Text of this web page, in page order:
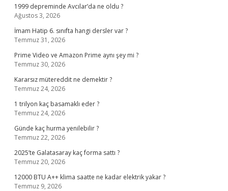
1999 depreminde Avcılar’da ne oldu ?
Ağustos 3, 2026
İmam Hatip 6. sınıfta hangi dersler var ?
Temmuz 31, 2026
Prime Video ve Amazon Prime aynı şey mi ?
Temmuz 30, 2026
Kararsız mütereddit ne demektir ?
Temmuz 24, 2026
1 trilyon kaç basamaklı eder ?
Temmuz 24, 2026
Günde kaç hurma yenilebilir ?
Temmuz 22, 2026
2025’te Galatasaray kaç forma sattı ?
Temmuz 20, 2026
12000 BTU A++ klima saatte ne kadar elektrik yakar ?
Temmuz 9, 2026